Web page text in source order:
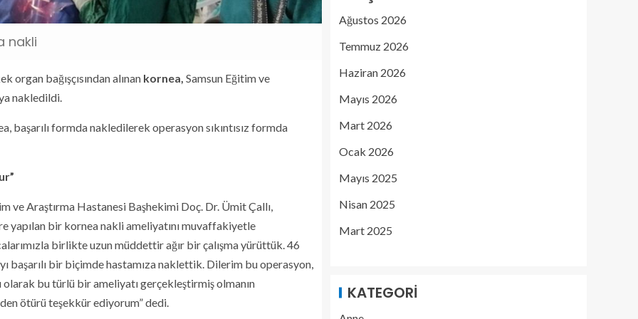
nakli
organ bağışçısından alınan kornea, Samsun Eğitim ve
nakledildi.
başarılı formda nakledilerek operasyon sıkıntısız formda
ve Araştırma Hastanesi Başhekimi Doç. Dr. Ümit Çallı,
yapılan bir kornea nakli ameliyatını muvaffakiyetle
birlikte uzun müddettir ağır bir çalışma yürüttük. 46
başarılı bir biçimde hastamıza naklettik. Dilerim bu operasyon,
bu türlü bir ameliyatı gerçekleştirmiş olmanın
ötürü teşekkür ediyorum” dedi.
Ağustos 2026
Temmuz 2026
Haziran 2026
Mayıs 2026
Mart 2026
Ocak 2026
Mayıs 2025
Nisan 2025
Mart 2025
KATEGORI